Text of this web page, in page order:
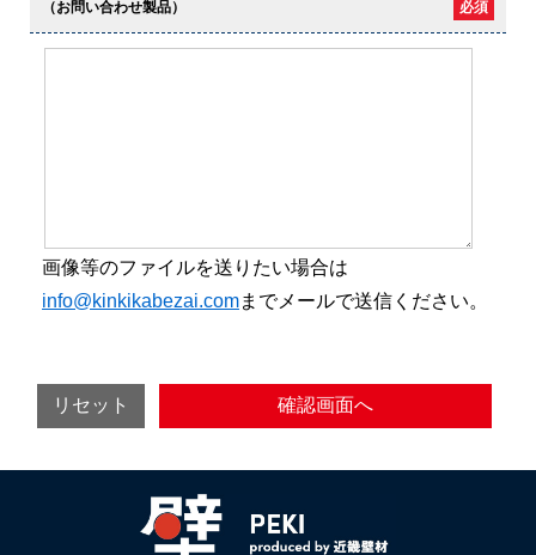
（お問い合わせ製品）
必須
画像等のファイルを送りたい場合は
info@kinkikabezai.comまでメールで送信ください。